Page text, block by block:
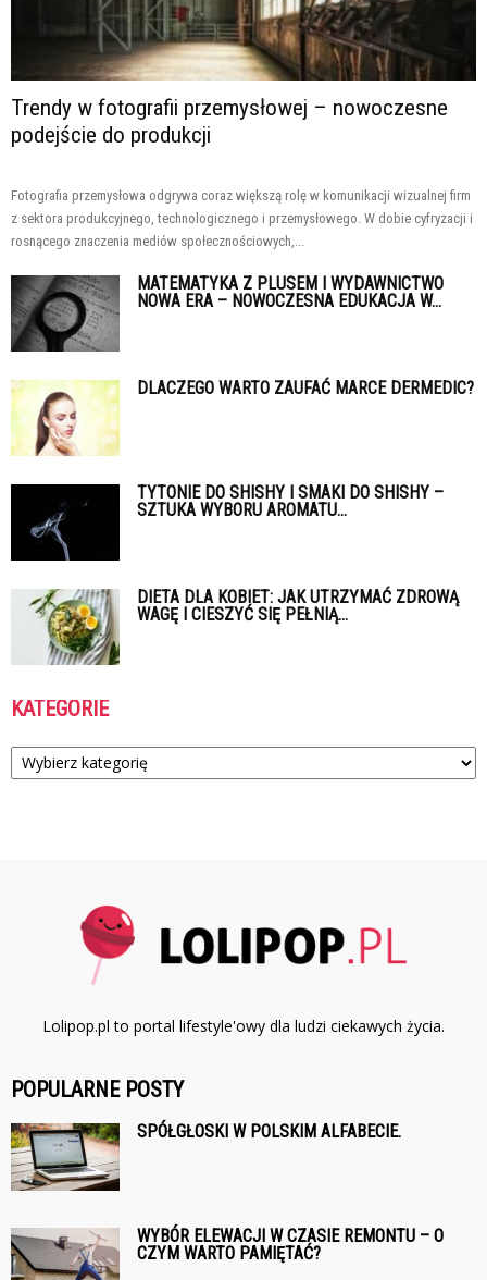
Trendy w fotografii przemysłowej – nowoczesne
podejście do produkcji
Fotografia przemysłowa odgrywa coraz większą rolę w komunikacji wizualnej firm
z sektora produkcyjnego, technologicznego i przemysłowego. W dobie cyfryzacji i
rosnącego znaczenia mediów społecznościowych,...
MATEMATYKA Z PLUSEM I WYDAWNICTWO
NOWA ERA – NOWOCZESNA EDUKACJA W...
DLACZEGO WARTO ZAUFAĆ MARCE DERMEDIC?
TYTONIE DO SHISHY I SMAKI DO SHISHY –
SZTUKA WYBORU AROMATU...
DIETA DLA KOBIET: JAK UTRZYMAĆ ZDROWĄ
WAGĘ I CIESZYĆ SIĘ PEŁNIĄ...
KATEGORIE
Kategorie
Lolipop.pl to portal lifestyle'owy dla ludzi ciekawych życia.
POPULARNE POSTY
SPÓŁGŁOSKI W POLSKIM ALFABECIE.
WYBÓR ELEWACJI W CZASIE REMONTU – O
CZYM WARTO PAMIĘTAĆ?